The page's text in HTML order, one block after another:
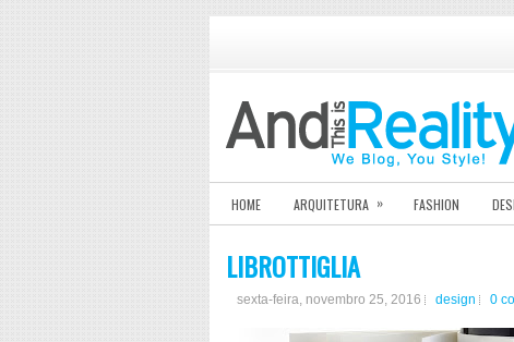
HOME ARQUITETURA » FASHION
LIBROTTIGLIA
sexta-feira, novembro 25, 2016 design 0